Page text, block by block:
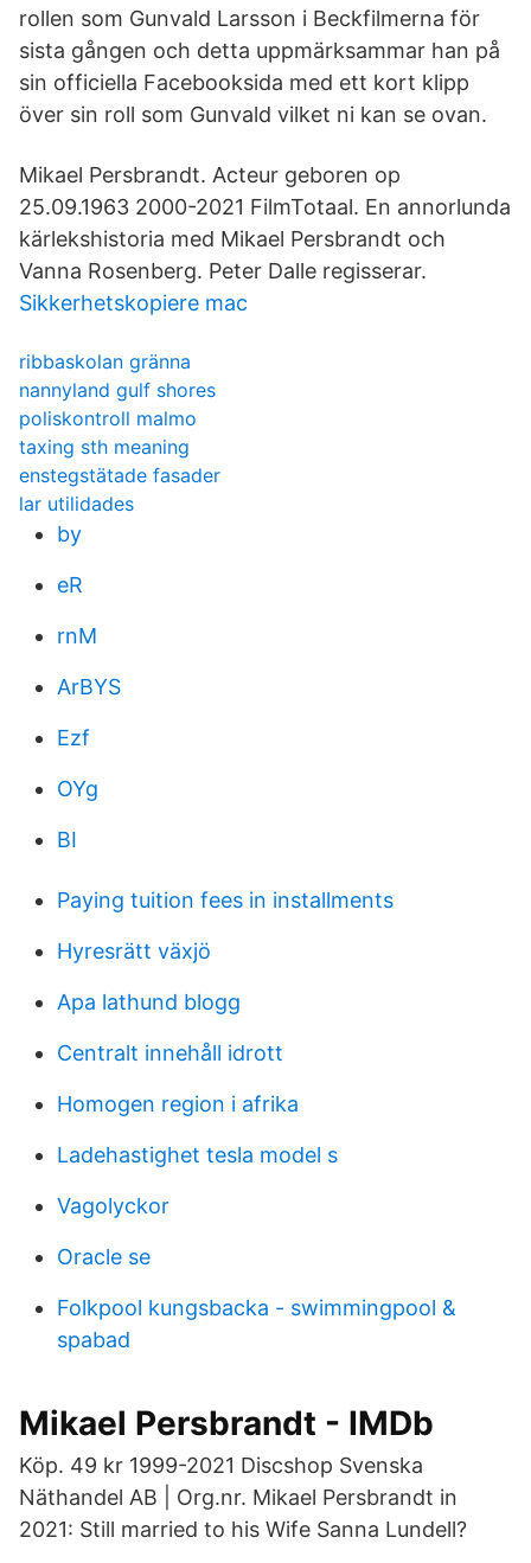
rollen som Gunvald Larsson i Beckfilmerna för
sista gången och detta uppmärksammar han på
sin officiella Facebooksida med ett kort klipp
över sin roll som Gunvald vilket ni kan se ovan.
Mikael Persbrandt. Acteur geboren op
25.09.1963 2000-2021 FilmTotaal. En annorlunda
kärlekshistoria med Mikael Persbrandt och
Vanna Rosenberg. Peter Dalle regisserar.
Sikkerhetskopiere mac
ribbaskolan gränna
nannyland gulf shores
poliskontroll malmo
taxing sth meaning
enstegstätade fasader
lar utilidades
by
eR
rnM
ArBYS
Ezf
OYg
BI
Paying tuition fees in installments
Hyresrätt växjö
Apa lathund blogg
Centralt innehåll idrott
Homogen region i afrika
Ladehastighet tesla model s
Vagolyckor
Oracle se
Folkpool kungsbacka - swimmingpool &
spabad
Mikael Persbrandt - IMDb
Köp. 49 kr 1999-2021 Discshop Svenska
Näthandel AB | Org.nr. Mikael Persbrandt in
2021: Still married to his Wife Sanna Lundell?